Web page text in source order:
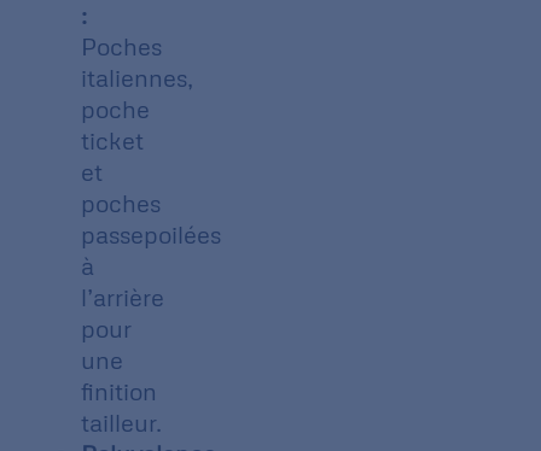
:
Poches
italiennes,
poche
ticket
et
poches
passepoilées
à
l’arrière
pour
une
finition
tailleur.